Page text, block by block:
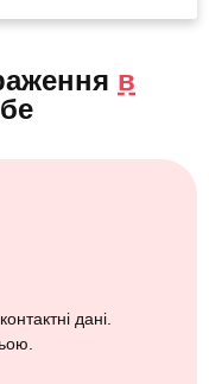
в
дані.